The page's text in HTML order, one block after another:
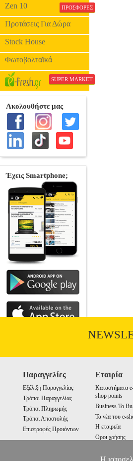
Zen 10 ΠΡΟΣΦΟΡΕΣ
Προτάσεις Για Δώρα
Stock House
Φωτοβολταϊκά
SUPER MARKET
Παραγγελίες
Εξέλιξη Παραγγελίας
Τρόποι Παραγγελίας
Τρόποι Πληρωμής
Τρόποι Αποστολής
Επιστροφές Προιόντων
Εταιρία
Καταστήματα
shop points
Business To
Τα νέα του e-
Η εταιρεία
Οροι χρήσης